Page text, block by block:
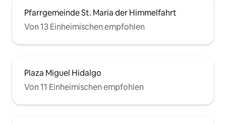
Pfarrgemeinde St. Maria der Himmelfahrt
Von 13 Einheimischen empfohlen
Plaza Miguel Hidalgo
Von 11 Einheimischen empfohlen